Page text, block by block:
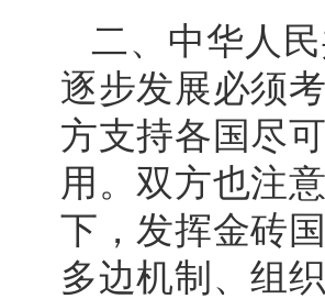
二、中华人
逐步发展必须
方支持各国尽
用。双方也注
下，发挥金砖
多边机制、组